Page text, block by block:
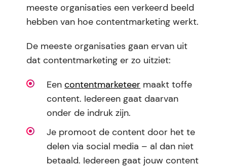
meeste organisaties een verkeerd beeld
hebben van hoe contentmarketing werkt.
De meeste organisaties gaan ervan uit
dat contentmarketing er zo uitziet:
Eencontentmarketeer maakt toffe
content. Iedereen gaat daarvan
onder de indruk zijn.
Je promoot de content door het te
delen via social media – al dan niet
betaald. Iedereen gaat jouw content